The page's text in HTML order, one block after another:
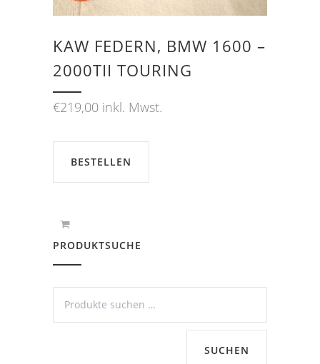
KAW FEDERN, BMW 1600 –
2000TII TOURING
€219,00 inkl. Mwst.
BESTELLEN
PRODUKTSUCHE
SUCHEN